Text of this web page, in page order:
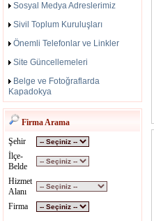
Sosyal Medya Adreslerimiz
Sivil Toplum Kuruluşları
Önemli Telefonlar ve Linkler
Site Güncellemeleri
Belge ve Fotoğraflarda
Kapadokya
Firma Arama
Şehir
İlçe-
Belde
Hizmet
Alanı
Firma